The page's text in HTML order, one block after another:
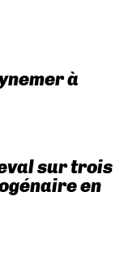
à
sur trois
en